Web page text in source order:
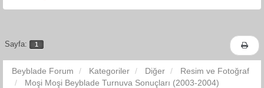
Sayfa: 1
Beyblade Forum Kategoriler Diğer
Resim ve Fotoğraf
Moşi Moşi Beyblade Turnuva Sonuçları (2003-2004)